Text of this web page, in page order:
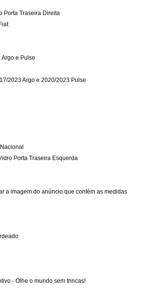
Porta Traseira Direita
e Pulse
2023 Argo e 2020/2023 Pulse
Porta Traseira Esquerda
a imagem do anúncio que contém as medidas
- Olhe o mundo sem trincas!